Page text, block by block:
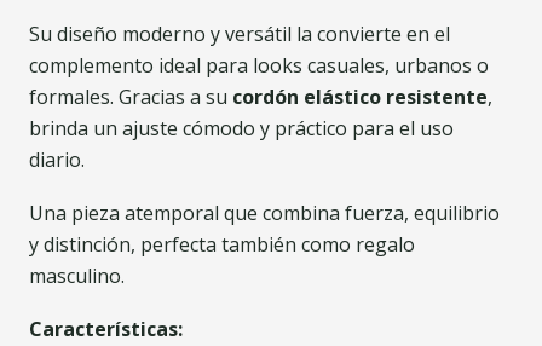
Su diseño moderno y versátil la convierte en el
complemento ideal para looks casuales, urbanos o
formales. Gracias a su cordón elástico resistente,
brinda un ajuste cómodo y práctico para el uso
diario.
Una pieza atemporal que combina fuerza, equilibrio
y distinción, perfecta también como regalo
masculino.
Características: